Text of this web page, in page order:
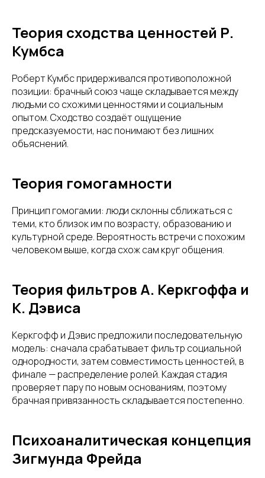
Теория сходства ценностей Р.
Кумбса
Роберт Кумбс придерживался противоположной
позиции: брачный союз чаще складывается между
людьми со схожими ценностями и социальным
опытом. Сходство создаёт ощущение
предсказуемости, нас понимают без лишних
объяснений.
Теория гомогамности
Принцип гомогамии: люди склонны сближаться с
теми, кто близок им по возрасту, образованию и
культурной среде. Вероятность встречи с похожим
человеком выше, когда схож сам круг общения.
Теория фильтров А. Керкгоффа и
К. Дэвиса
Керкгофф и Дэвис предложили последовательную
модель: сначала срабатывает фильтр социальной
однородности, затем совместимость ценностей, в
финале — распределение ролей. Каждая стадия
проверяет пару по новым основаниям, поэтому
брачная привязанность складывается постепенно.
Психоаналитическая концепция
Зигмунда Фрейда